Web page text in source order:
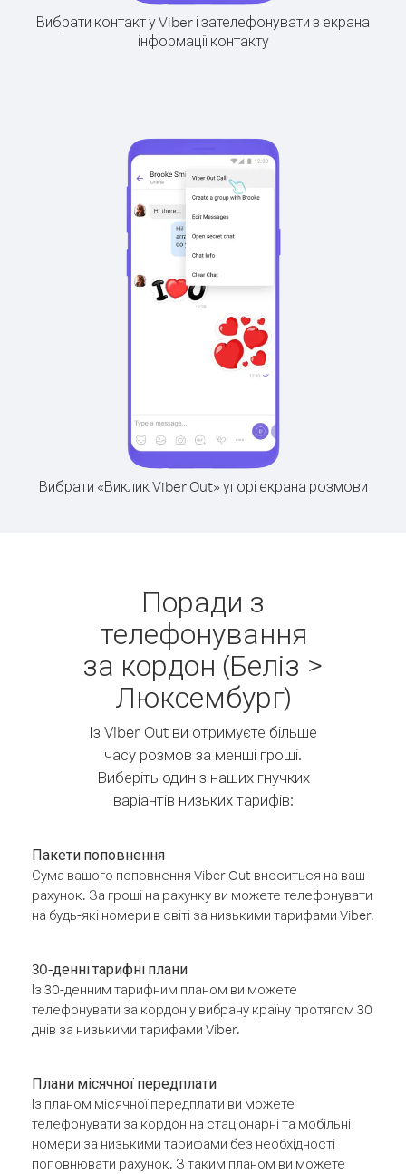
Вибрати контакт у Viber і зателефонувати з екрана
інформації контакту
Вибрати «Виклик Viber Out» угорі екрана розмови
Поради з
телефонування
за кордон (Беліз >
Люксембург)
Із Viber Out ви отримуєте більше
часу розмов за менші гроші.
Виберіть один з наших гнучких
варіантів низьких тарифів:
Пакети поповнення
Сума вашого поповнення Viber Out вноситься на ваш
рахунок. За гроші на рахунку ви можете телефонувати
на будь-які номери в світі за низькими тарифами Viber.
30-денні тарифні плани
Із 30-денним тарифним планом ви можете
телефонувати за кордон у вибрану країну протягом 30
днів за низькими тарифами Viber.
Плани місячної передплати
Із планом місячної передплати ви можете
телефонувати за кордон на стаціонарні та мобільні
номери за низькими тарифами без необхідності
поповнювати рахунок. З таким планом ви можете